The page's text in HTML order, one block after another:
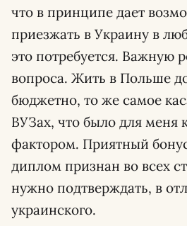
что в принципе дает
приезжать в Украину в
это потребуется. Важную
вопроса. Жить в Польше
бюджетно, то же самое
ВУЗах, что было для меня
фактором. Приятный
диплом признан во всех
нужно подтверждать, в
украинского.